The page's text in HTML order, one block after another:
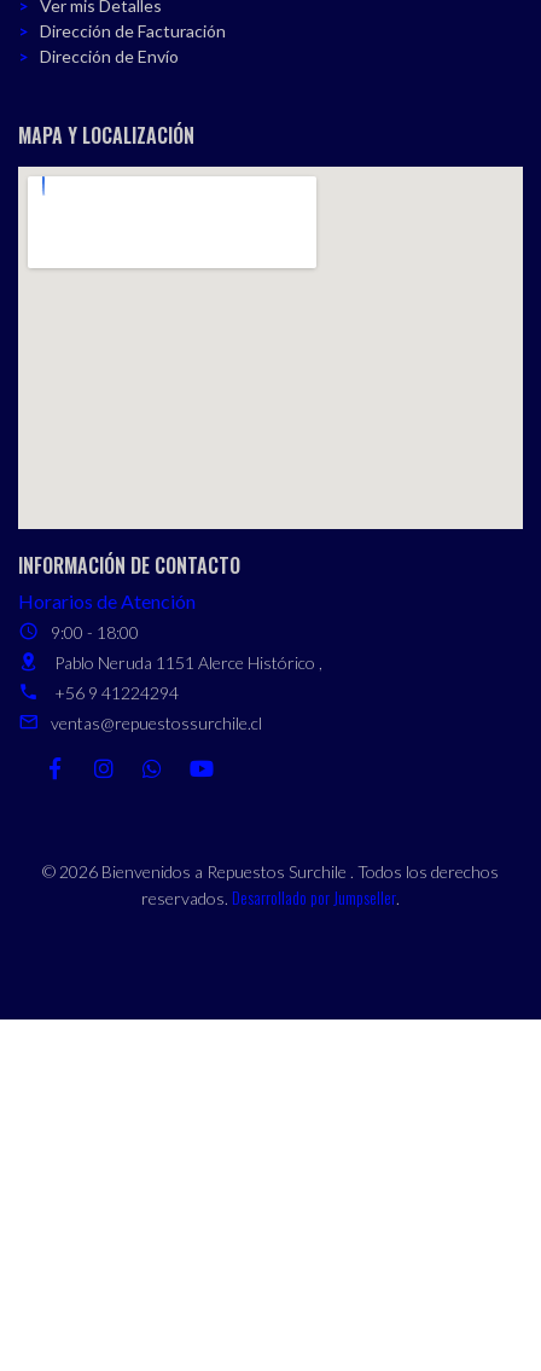
Ver mis Detalles
Dirección de Facturación
Dirección de Envío
MAPA Y LOCALIZACIÓN
INFORMACIÓN DE CONTACTO
Horarios de Atención
9:00 - 18:00
Pablo Neruda 1151 Alerce Histórico ,
+56 9 41224294
ventas@repuestossurchile.cl
© 2026 Bienvenidos a Repuestos Surchile . Todos los derechos
reservados. Desarrollado por Jumpseller.